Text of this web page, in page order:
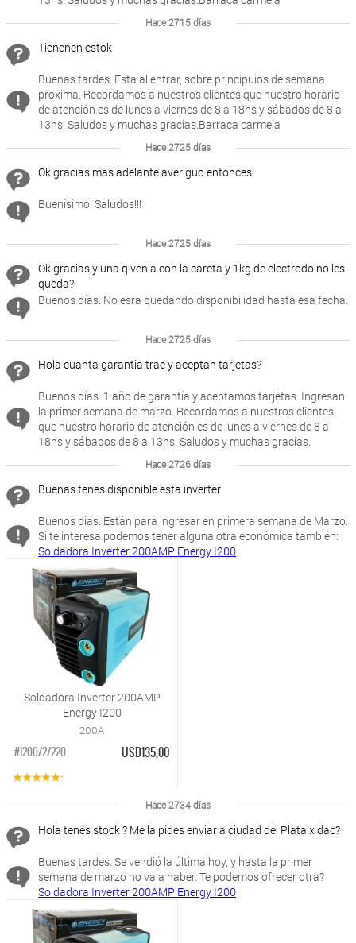
Hace 2715 días
Tienenen estok
Buenas tardes. Esta al entrar, sobre principuios de semana
proxima. Recordamos a nuestros clientes que nuestro horario
de atención es de lunes a viernes de 8 a 18hs y sábados de 8 a
13hs. Saludos y muchas gracias.Barraca carmela
Hace 2725 días
Ok gracias mas adelante averiguo entonces
Buenísimo! Saludos!!!
Hace 2725 días
Ok gracias y una q venia con la careta y 1kg de electrodo no les
queda?
Buenos días. No esra quedando disponibilidad hasta esa fecha.
Hace 2725 días
Hola cuanta garantia trae y aceptan tarjetas?
Buenos días. 1 año de garantía y aceptamos tarjetas. Ingresan
la primer semana de marzo. Recordamos a nuestros clientes
que nuestro horario de atención es de lunes a viernes de 8 a
18hs y sábados de 8 a 13hs. Saludos y muchas gracias.
Hace 2726 días
Buenas tenes disponible esta inverter
Buenos días. Están para ingresar en primera semana de Marzo.
Si te interesa podemos tener alguna otra económica también:
Soldadora Inverter 200AMP Energy I200
Soldadora Inverter 200AMP
Energy I200
200A
USD135,00
#I200/2/220
Hace 2734 días
Hola tenés stock ? Me la pides enviar a ciudad del Plata x dac?
Buenas tardes. Se vendió la última hoy, y hasta la primer
semana de marzo no va a haber. Te podemos ofrecer otra?
Soldadora Inverter 200AMP Energy I200